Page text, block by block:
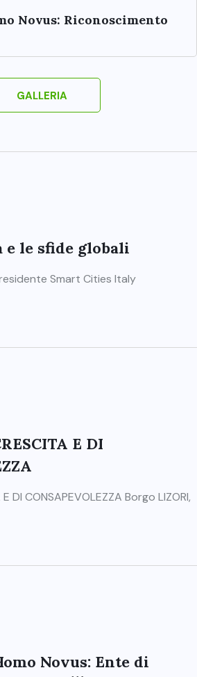
Novus: Riconoscimento
GALLERIA
le sfide globali
Smart Cities Italy
E DI
E DI CONSAPEVOLEZZA Borgo LIZORI,
Novus: Ente di